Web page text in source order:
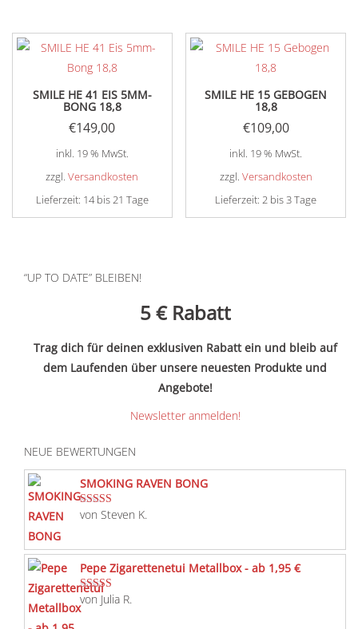
SMILE HE 41 EIS 5MM-
BONG 18,8
€149,00
inkl. 19 % MwSt.
zzgl.Versandkosten
Lieferzeit: 14 bis 21 Tage
SMILE HE 15 GEBOGEN
18,8
€109,00
inkl. 19 % MwSt.
zzgl. Versandkosten
Lieferzeit:2 bis 3 Tage
“UP TO DATE” BLEIBEN!
5 € Rabatt
Trag dich für deinen exklusiven Rabatt ein und bleib auf
dem Laufenden über unsere neuesten Produkte und
Angebote!
Newsletter anmelden!
NEUE BEWERTUNGEN
SMOKING RAVEN BONG
Bewertet mit
von Steven K.
Pepe Zigarettenetui Metallbox - ab 1,95 €
Bewertet mit
5
von Julia R.